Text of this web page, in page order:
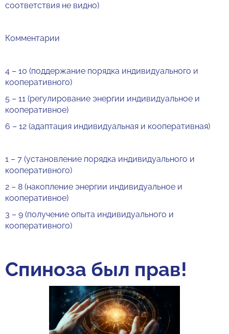
соответствия не видно)
Комментарии
4 – 10 (поддержание порядка индивидуального и
кооперативного)
5 – 11 (регулирование энергии индивидуальное и
кооперативное)
6 – 12 (адаптация индивидуальная и кооперативная)
1 – 7 (установление порядка индивидуального и
кооперативного)
2 – 8 (накопление энергии индивидуальное и
кооперативное)
3 – 9 (получение опыта индивидуального и
кооперативного)
Спиноза был прав!